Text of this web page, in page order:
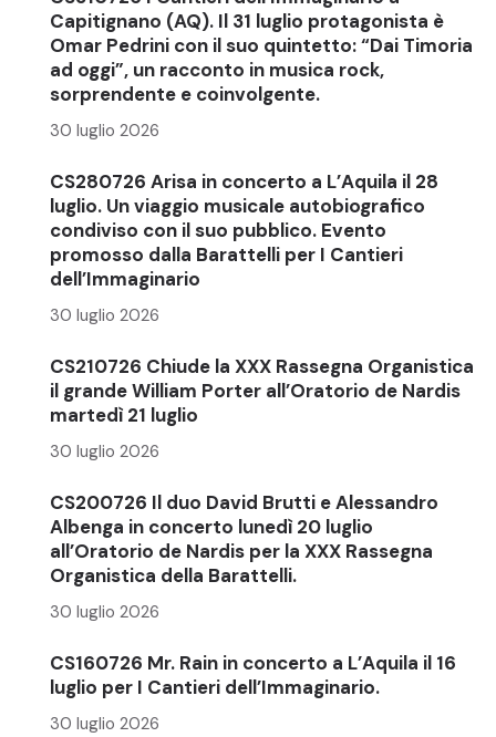
Capitignano (AQ). Il 31 luglio protagonista è
Omar Pedrini con il suo quintetto: “Dai Timoria
ad oggi”, un racconto in musica rock,
sorprendente e coinvolgente.
30 luglio 2026
CS280726 Arisa in concerto a L’Aquila il 28
luglio. Un viaggio musicale autobiografico
condiviso con il suo pubblico. Evento
promosso dalla Barattelli per I Cantieri
dell’Immaginario
30 luglio 2026
CS210726 Chiude la XXX Rassegna Organistica
il grande William Porter all’Oratorio de Nardis
martedì 21 luglio
30 luglio 2026
CS200726 Il duo David Brutti e Alessandro
Albenga in concerto lunedì 20 luglio
all’Oratorio de Nardis per la XXX Rassegna
Organistica della Barattelli.
30 luglio 2026
CS160726 Mr. Rain in concerto a L’Aquila il 16
luglio per I Cantieri dell’Immaginario.
30 luglio 2026